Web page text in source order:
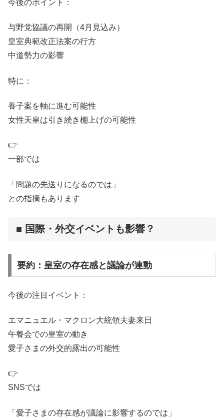
今後のポイント：
与野党協議の再開（4月見込み）
皇室典範改正法案の行方
中道勢力の影響
特に：
養子案を軸に進む可能性
女性天皇は引き続き棚上げの可能性
👉
一部では
「問題の先送りになるのでは」
との指摘もあります
■ 国際・外交イベントも影響？
要約：皇室の存在感と議論が連動
今後の注目イベント：
エマニュエル・マクロン大統領夫妻来日
午餐会での皇室の動き
愛子さまの外交的露出の可能性
👉
SNSでは
「愛子さまの存在感が議論に影響するのでは」